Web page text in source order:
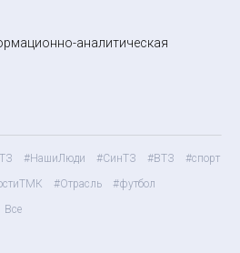
аналитическая
#НашиЛюди #СинТЗ #ВТЗ
#спорт
#Отрасль
#футбол
Все